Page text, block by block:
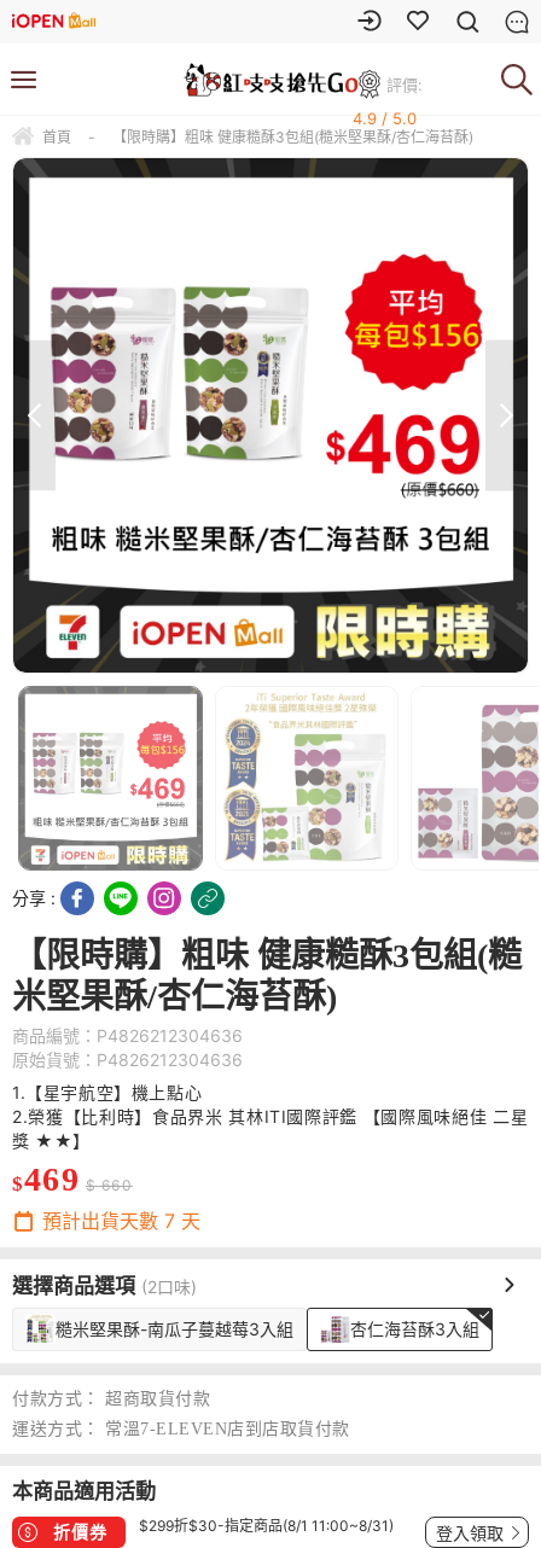
評價:
4.9 / 5.0
首頁 - 【限時購】粗味 健康糙酥3包組(糙米堅果酥/杏仁海苔酥)
分享 :
【限時購】粗味 健康糙酥3包組(糙
米堅果酥/杏仁海苔酥)
商品編號：P4826212304636
原始貨號：P4826212304636
1.【星宇航空】機上點心
2.榮獲【比利時】食品界米 其林ITI國際評鑑 【國際風味絕佳 二星
獎 ★★】
$469 $ 660
預計出貨天數 7 天
選擇商品選項 (2口味)
糙米堅果酥-南瓜子蔓越莓3入組 杏仁海苔酥3入組
付款方式：
超商取貨付款
運送方式：
常溫7-ELEVEN店到店取貨付款
本商品適用活動
折價券 $299折$30-指定商品(8/1 11:00~8/31) 登入領取